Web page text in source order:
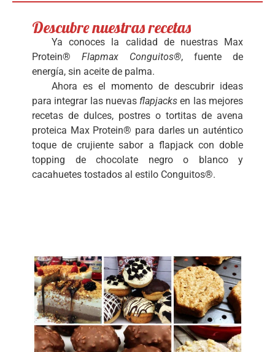
Descubre nuestras recetas
Ya conoces la calidad de nuestras Max
Protein® Flapmax Conguitos®, fuente de
energía, sin aceite de palma.
Ahora es el momento de descubrir ideas
para integrar las nuevas flapjacks en las mejores
recetas de dulces, postres o tortitas de avena
proteica Max Protein® para darles un auténtico
toque de crujiente sabor a flapjack con doble
topping de chocolate negro o blanco y
cacahuetes tostados al estilo Conguitos®.